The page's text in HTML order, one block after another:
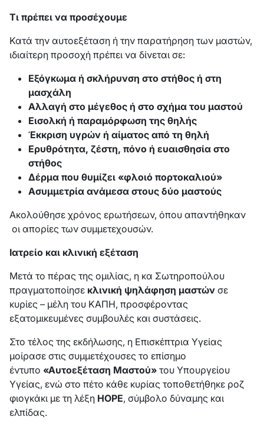
Τι πρέπει να προσέχουμε
Κατά την αυτοεξέταση ή την παρατήρηση των μαστών,
ιδιαίτερη προσοχή πρέπει να δίνεται σε:
Εξόγκωμα ή σκλήρυνση στο στήθος ή στη
μασχάλη
Αλλαγή στο μέγεθος ή στο σχήμα του μαστού
Εισολκή ή παραμόρφωση της θηλής
Έκκριση υγρών ή αίματος από τη θηλή
Ερυθρότητα, ζέστη, πόνο ή ευαισθησία στο
στήθος
Δέρμα που θυμίζει «φλοιό πορτοκαλιού»
Ασυμμετρία ανάμεσα στους δύο μαστούς
Ακολούθησε χρόνος ερωτήσεων, όπου απαντήθηκαν
οι απορίες των συμμετεχουσών.
Ιατρείο και κλινική εξέταση
Μετά το πέρας της ομιλίας, η κα Σωτηροπούλου
πραγματοποίησε κλινική ψηλάφηση μαστών σε
κυρίες – μέλη του ΚΑΠΗ, προσφέροντας
εξατομικευμένες συμβουλές και συστάσεις.
Στο τέλος της εκδήλωσης, η Επισκέπτρια Υγείας
μοίρασε στις συμμετέχουσες το επίσημο
έντυπο «Αυτοεξέταση Μαστού» του Υπουργείου
Υγείας, ενώ στο πέτο κάθε κυρίας τοποθετήθηκε ροζ
φιογκάκι με τη λέξη HOPE, σύμβολο δύναμης και
ελπίδας.